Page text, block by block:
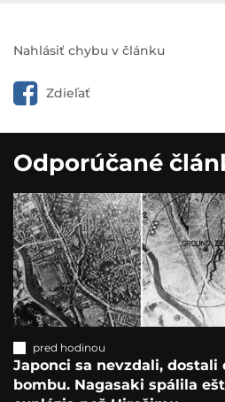
Nahlásiť chybu v článku
Zdieľať
Odporúčané
pred hodinou
Japonci sa nevzdali,
bombu. Nagasaki spálila